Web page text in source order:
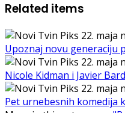
Related items
Upoznaj novu generaciju
Nicole Kidman i Javier
Pet urnebesnih komedija